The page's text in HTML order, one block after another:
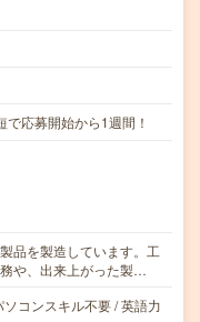
応募開始から1週間！
品を製造しています。工
や、出来上がった製…
コンスキル不要 / 英語力